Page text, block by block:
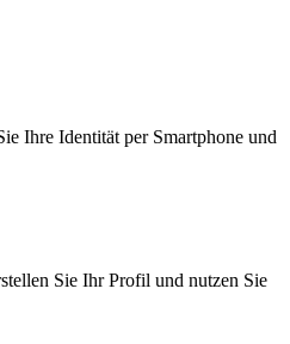
Ihre Identität per Smartphone und
Sie Ihr Profil und nutzen Sie